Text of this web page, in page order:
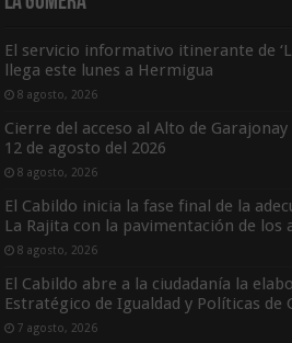
El servicio informativo itinerante de
llega este lunes a Hermigua
8 agosto, 2026
Cierre del acceso al Alto de
12 de agosto del 2026
8 agosto, 2026
El Cabildo inicia la fase final de la
La Rajita con la pavimentación de los
8 agosto, 2026
El Cabildo abre a la ciudadanía la
Estratégico de Igualdad y Políticas de
7 agosto, 2026